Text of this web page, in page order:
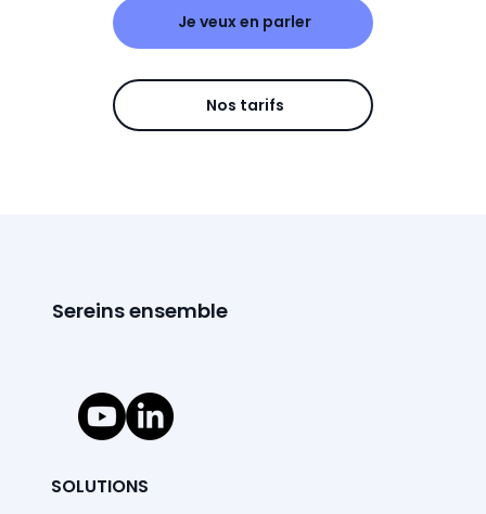
Je veux en parler
Nos tarifs
Sereins ensemble
SOLUTIONS